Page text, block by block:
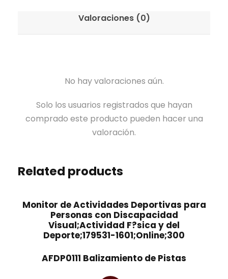
Valoraciones (0)
No hay valoraciones aún.
Solo los usuarios registrados que hayan
comprado este producto pueden hacer una
valoración.
Related products
Monitor de Actividades Deportivas para
Personas con Discapacidad
Visual;Actividad F?sica y del
Deporte;179531-1601;Online;300
AFDP0111 Balizamiento de Pistas